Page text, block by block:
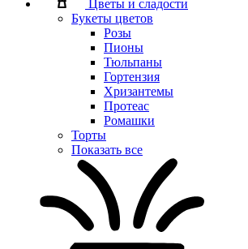
Цветы и сладости
Букеты цветов
Розы
Пионы
Тюльпаны
Гортензия
Хризантемы
Протеас
Ромашки
Торты
Показать все